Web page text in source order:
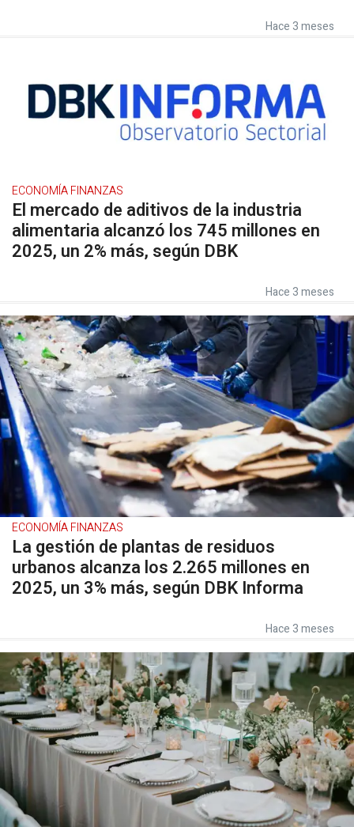
Hace 3 meses
ECONOMÍA FINANZAS
El mercado de aditivos de la industria
alimentaria alcanzó los 745 millones en
2025, un 2% más, según DBK
Hace 3 meses
ECONOMÍA FINANZAS
La gestión de plantas de residuos
urbanos alcanza los 2.265 millones en
2025, un 3% más, según DBK Informa
Hace 3 meses